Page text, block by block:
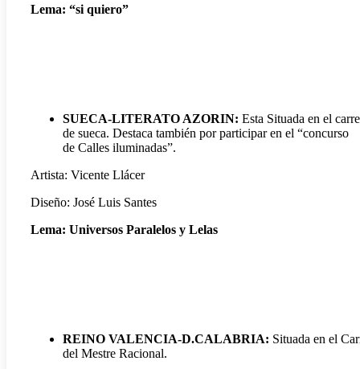
Lema: “si quiero”
SUECA-LITERATO AZORIN: Esta Situada en el
de sueca. Destaca también por participar en el “concurso
de Calles iluminadas”.
Artista: Vicente Llácer
Diseño: José Luis Santes
Lema: Universos Paralelos y Lelas
REINO VALENCIA-D.CALABRIA: Situada en el
del Mestre Racional.